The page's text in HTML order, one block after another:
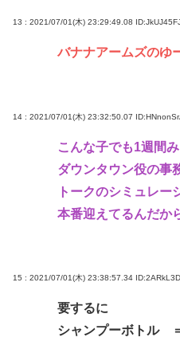
13 : 2021/07/01(木) 23:29:49.08
バナナアームズのゆ
14 : 2021/07/01(木) 23:32:50.07
こんな子でも1週間
ダウンタウン役の事
トークのシミュレー
本番迎えてるんだか
15 : 2021/07/01(木) 23:38:57.34
要するに
シャンプーボトル